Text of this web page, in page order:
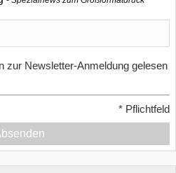
zur Newsletter-Anmeldung gelesen
* Pflichtfeld